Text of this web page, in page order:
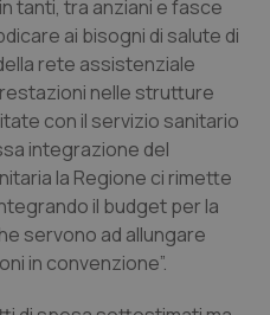
Testa Collo
tanti, tra anziani e fasce
ai bisogni di salute di
rete assistenziale
nelle strutture
con il servizio sanitario
integrazione del
la Regione ci rimette
il budget per la
servono ad allungare
in convenzione”.